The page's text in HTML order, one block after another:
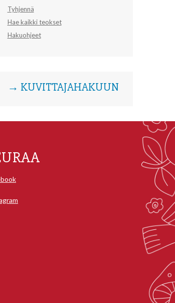
Tyhjennä
Hae kaikki teokset
Hakuohjeet
→ KUVITTAJAHAKUUN